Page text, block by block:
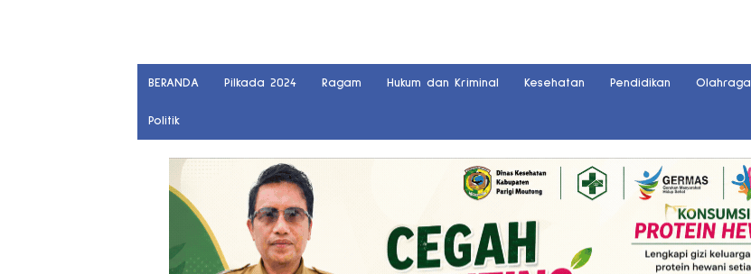
BERANDA Pilkada 2024 Ragam Hukum dan Kriminal Kesehatan Pendidikan Olahraga
Politik